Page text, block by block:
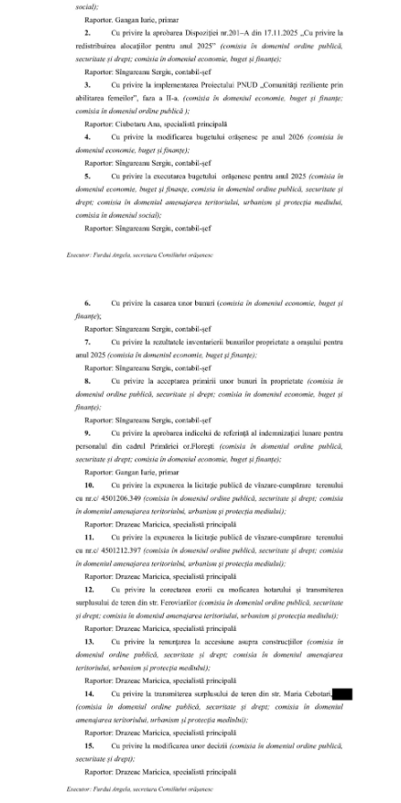
Proiecte
în
derulare
Proiecte
prioritare
spre
finanțare
finalizate
Instituții
subordonate
Funcţii
vacante
Consiliul
Secretar
Consilieri
Regulamentul
Consiliului
Ședințele
Consiliului
online